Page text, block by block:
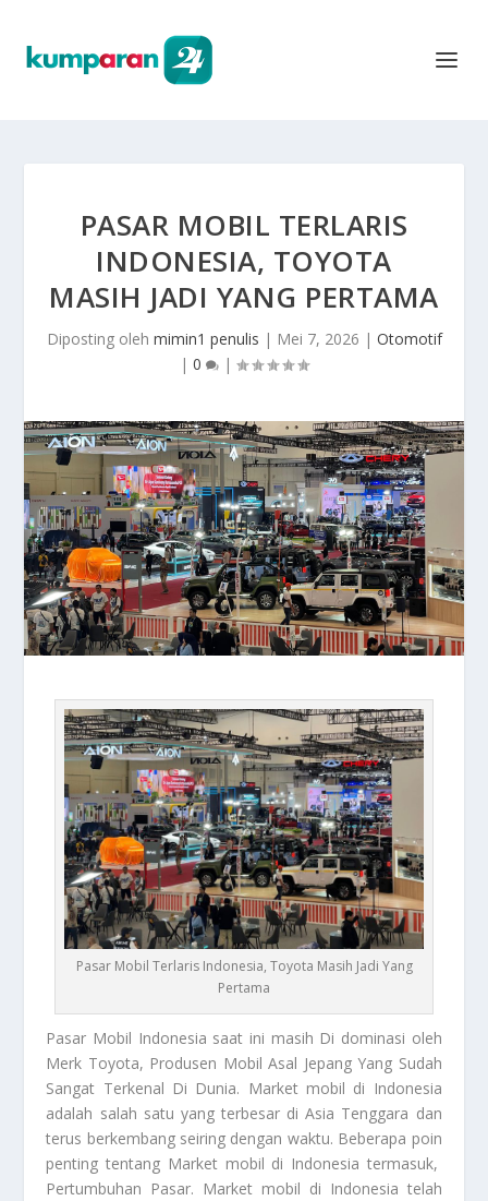
PASAR MOBIL TERLARIS
INDONESIA, TOYOTA
MASIH JADI YANG PERTAMA
Diposting oleh mimin1 penulis | Mei 7, 2026 | Otomotif
| 0 |
Pasar Mobil Terlaris Indonesia, Toyota Masih Jadi Yang
Pertama
Pasar Mobil Indonesia saat ini masih Di dominasi oleh
Merk Toyota, Produsen Mobil Asal Jepang Yang Sudah
Sangat Terkenal Di Dunia. Market mobil di Indonesia
adalah salah satu yang terbesar di Asia Tenggara dan
terus berkembang seiring dengan waktu. Beberapa poin
penting tentang Market mobil di Indonesia termasuk,
Pertumbuhan Pasar. Market mobil di Indonesia telah